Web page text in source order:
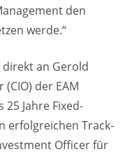
den
werde.“
an Gerold
der EAM
Jahre Fixed-
erfolgreichen Track-
Officer für